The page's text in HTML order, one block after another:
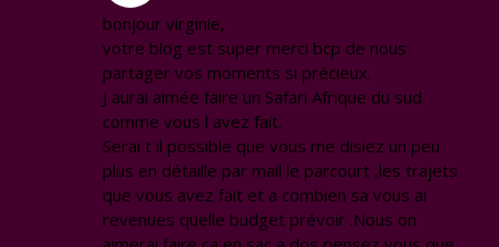
bonjour virginie,
votre blog est super merci bcp de nous
partager vos moments si précieux.
J aurai aimée faire un Safari Afrique du sud
comme vous l avez fait.
Serai t il possible que vous me disiez un peu
plus en détaille par mail le parcourt ,les trajets
que vous avez fait et a combien sa vous ai
revenues quelle budget prévoir .Nous on